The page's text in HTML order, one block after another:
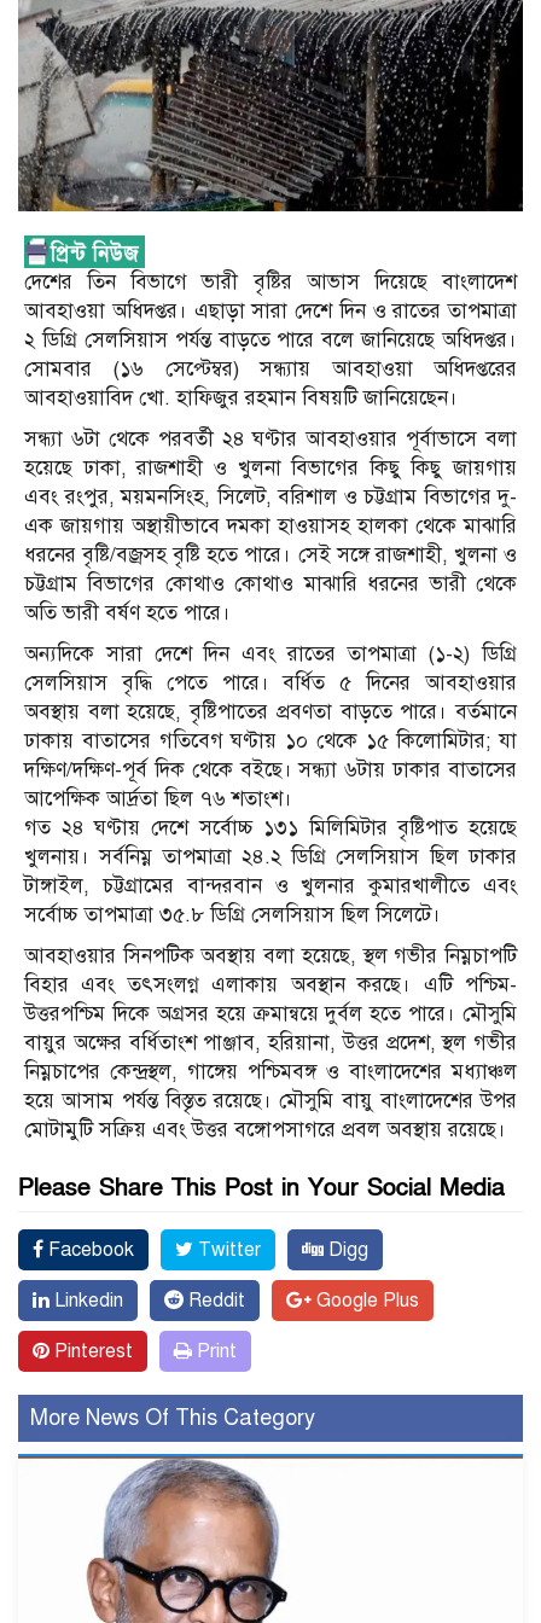
দেশের তিন বিভাগে ভারী বৃষ্টির আভাস দিয়েছে বাংলাদেশ
আবহাওয়া অধিদপ্তর। এছাড়া সারা দেশে দিন ও রাতের তাপমাত্রা
২ ডিগ্রি সেলসিয়াস পর্যন্ত বাড়তে পারে বলে জানিয়েছে অধিদপ্তর।
সোমবার (১৬ সেপ্টেম্বর) সন্ধ্যায় আবহাওয়া অধিদপ্তরের
আবহাওয়াবিদ খো. হাফিজুর রহমান বিষয়টি জানিয়েছেন।
সন্ধ্যা ৬টা থেকে পরবর্তী ২৪ ঘণ্টার আবহাওয়ার পূর্বাভাসে বলা
হয়েছে ঢাকা, রাজশাহী ও খুলনা বিভাগের কিছু কিছু জায়গায়
এবং রংপুর, ময়মনসিংহ, সিলেট, বরিশাল ও চট্টগ্রাম বিভাগের দু-
এক জায়গায় অস্থায়ীভাবে দমকা হাওয়াসহ হালকা থেকে মাঝারি
ধরনের বৃষ্টি/বজ্রসহ বৃষ্টি হতে পারে। সেই সঙ্গে রাজশাহী, খুলনা ও
চট্টগ্রাম বিভাগের কোথাও কোথাও মাঝারি ধরনের ভারী থেকে
অতি ভারী বর্ষণ হতে পারে।
অন্যদিকে সারা দেশে দিন এবং রাতের তাপমাত্রা (১-২) ডিগ্রি
সেলসিয়াস বৃদ্ধি পেতে পারে। বর্ধিত ৫ দিনের আবহাওয়ার
অবস্থায় বলা হয়েছে, বৃষ্টিপাতের প্রবণতা বাড়তে পারে। বর্তমানে
ঢাকায় বাতাসের গতিবেগ ঘণ্টায় ১০ থেকে ১৫ কিলোমিটার; যা
দক্ষিণ/দক্ষিণ-পূর্ব দিক থেকে বইছে। সন্ধ্যা ৬টায় ঢাকার বাতাসের
আপেক্ষিক আর্দ্রতা ছিল ৭৬ শতাংশ।
গত ২৪ ঘণ্টায় দেশে সর্বোচ্চ ১৩১ মিলিমিটার বৃষ্টিপাত হয়েছে
খুলনায়। সর্বনিম্ন তাপমাত্রা ২৪.২ ডিগ্রি সেলসিয়াস ছিল ঢাকার
টাঙ্গাইল, চট্টগ্রামের বান্দরবান ও খুলনার কুমারখালীতে এবং
সর্বোচ্চ তাপমাত্রা ৩৫.৮ ডিগ্রি সেলসিয়াস ছিল সিলেটে।
আবহাওয়ার সিনপটিক অবস্থায় বলা হয়েছে, স্থল গভীর নিম্নচাপটি
বিহার এবং তৎসংলগ্ন এলাকায় অবস্থান করছে। এটি পশ্চিম-
উত্তরপশ্চিম দিকে অগ্রসর হয়ে ক্রমান্বয়ে দুর্বল হতে পারে। মৌসুমি
বায়ুর অক্ষের বর্ধিতাংশ পাঞ্জাব, হরিয়ানা, উত্তর প্রদেশ, স্থল গভীর
নিম্নচাপের কেন্দ্রস্থল, গাঙ্গেয় পশ্চিমবঙ্গ ও বাংলাদেশের মধ্যাঞ্চল
হয়ে আসাম পর্যন্ত বিস্তৃত রয়েছে। মৌসুমি বায়ু বাংলাদেশের উপর
মোটামুটি সক্রিয় এবং উত্তর বঙ্গোপসাগরে প্রবল অবস্থায় রয়েছে।
Please Share This Post in Your Social Media
Facebook Twitter Digg
Linkedin Reddit Google Plus
Pinterest Print
More News Of This Category